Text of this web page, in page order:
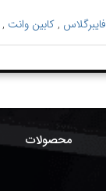
فایبرگلاس ,کابین وانت ,
محصولات